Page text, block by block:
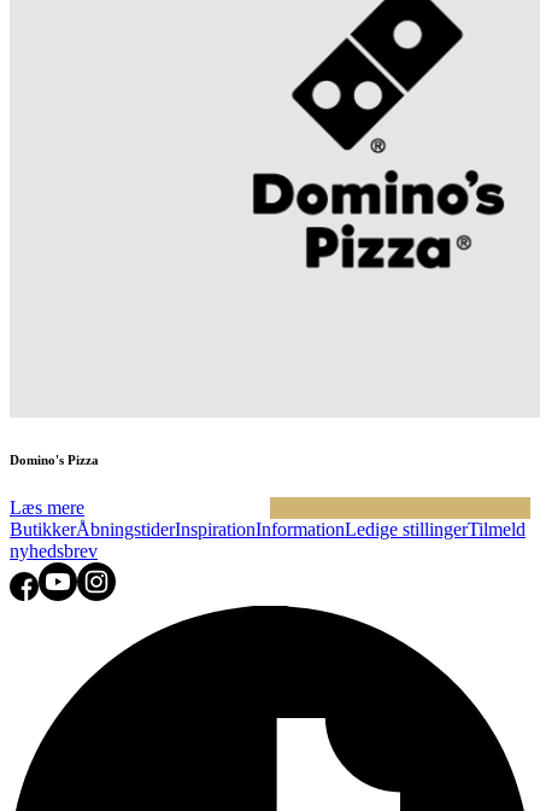
Domino's Pizza
Læs mere
ButikkerÅbningstiderInspirationInformationLedige stillingerTilmeld
nyhedsbrev